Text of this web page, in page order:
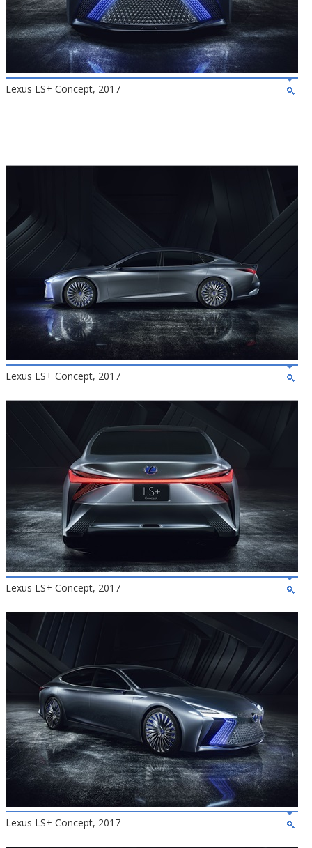
Lexus LS+ Concept, 2017
Lexus LS+ Concept, 2017
Lexus LS+ Concept, 2017
Lexus LS+ Concept, 2017